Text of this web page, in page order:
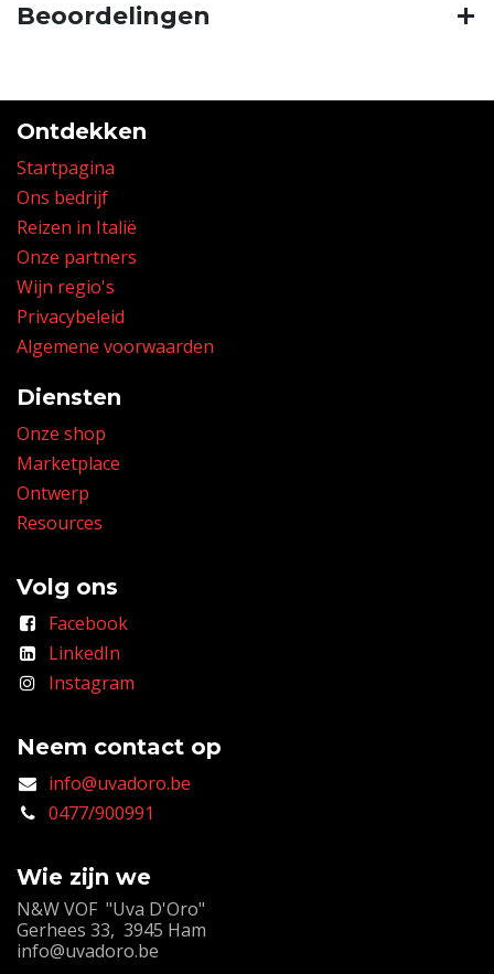
Beoordelingen
Ontdekken
Startpagina
Ons bedrijf
Reizen in Italië
Onze partners
Wijn regio's
Privacybeleid
Algemene voorwaarden
Diensten
Onze shop
Marketplace
Ontwerp
Resources
Volg ons
Facebook
LinkedIn
Instagram
Neem contact op
info@uvadoro.be
0477/900991
Wie zijn we
N&W VOF "Uva D'Oro"
Gerhees 33, 3945 Ham
info@uvadoro.be